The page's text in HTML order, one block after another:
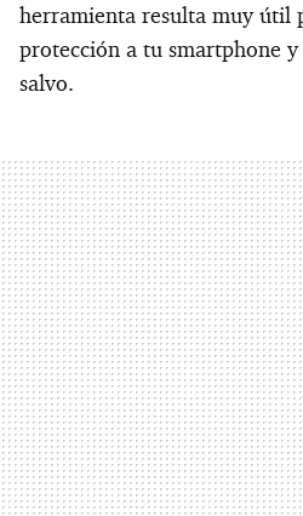
herramienta resulta muy útil
protección a tu smartphone
salvo.